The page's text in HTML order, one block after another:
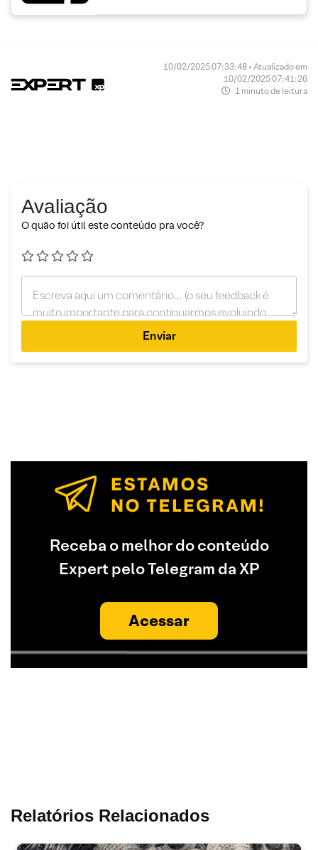
10/02/2025 07:33:48 • Atualizado em
10/02/2025 07:41:26
1 minuto de leitura
Avaliação
O quão foi útil este conteúdo pra você?
Enviar
Receba o melhor do conteúdo
Expert pelo Telegram da XP
Acessar
Relatórios Relacionados